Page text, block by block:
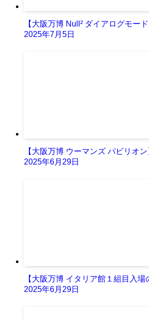
【大阪万博 Null² ダイアログモー
2025年7月5日
【大阪万博 ウーマンズ パビリオ
2025年6月29日
【大阪万博 イタリア館１組目入場
2025年6月29日